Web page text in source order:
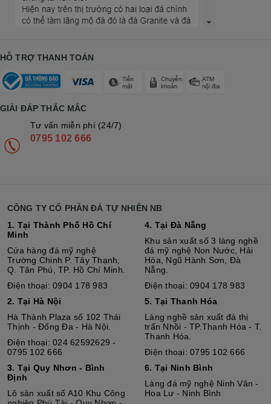
HỖ TRỢ THANH TOÁN
GIẢI ĐÁP THẮC MẮC
Tư vấn miễn phí (24/7)
0795 102 666
CÔNG TY CỔ PHẦN ĐÁ TỰ NHIÊN NB
1. Tại Thành Phố Hồ Chí
Minh
Cửa hàng đá mỹ nghệ
Trường Chinh P. Tây Thạnh,
Q. Tân Phú, TP. Hồ Chí Minh.
Điện thoại: 0904 178 983
2. Tại Hà Nội
Hà Thành Plaza số 102 Thái
Thịnh - Đống Đa - Hà Nội.
Điện thoại: 024 62592629 -
0795 102 666
3. Tại Quy Nhơn - Bình
Định
Lô sản xuất số A10 Khu Công
4. Tại Đà Nẵng
Khu sản xuất số 3 làng nghề
đá mỹ nghệ Non Nước, Hải
Hòa, Ngũ Hành Sơn, Đà
Nẵng.
Điện thoại: 0904 178 983
5. Tại Thanh Hóa
Làng nghề sản xuất đá thị
trấn Nhồi - TP.Thanh Hóa - T.
Thanh Hóa.
Điện thoại: 0795 102 666
6. Tại Ninh Bình
Làng đá mỹ nghệ Ninh Vân -
Hoa Lư - Ninh Bình